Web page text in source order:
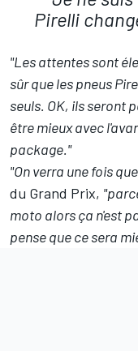
Pirelli
"Les attentes sont
sûr que les pneus
seuls. OK, ils seront
être mieux avec
package."
"On verra une fois
du Grand Prix,
moto alors ça n'est
pense que ce sera